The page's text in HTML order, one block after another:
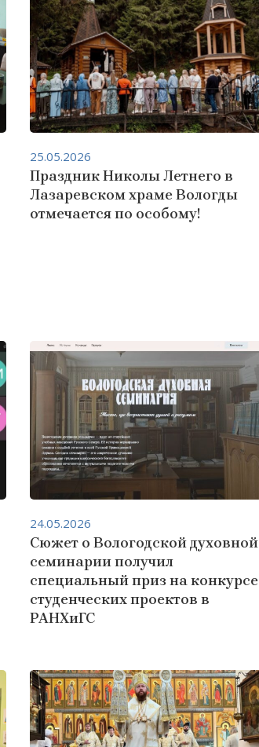
Праздник Николы Летнего в
Лазаревском храме Вологды
отмечается по особому!
25.05.2026
Сюжет о Вологодской духовной
семинарии получил
специальный приз на конкурсе
студенческих проектов в
РАНХиГС
24.05.2026